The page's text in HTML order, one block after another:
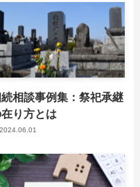
相談事例集：祭祀承継
り方とは
2024.06.01